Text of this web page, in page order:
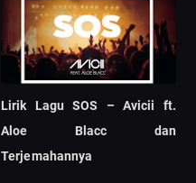
Lirik Lagu SOS – Avicii ft.
Aloe Blacc dan
Terjemahannya